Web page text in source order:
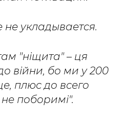
не укладывается.
"ніщита" – ця
війни, бо ми у 200
плюс до всего
поборимі".